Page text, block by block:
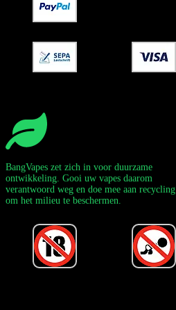
BangVapes zet zich in voor duurzame
ontwikkeling. Gooi uw vapes daarom
verantwoord weg en doe mee aan recycling
om het milieu te beschermen.